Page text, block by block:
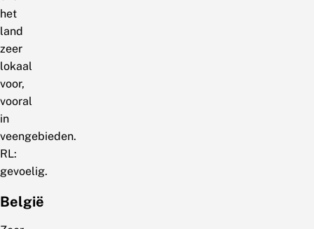
het
land
zeer
lokaal
voor,
vooral
in
veengebieden.
RL:
gevoelig.
België